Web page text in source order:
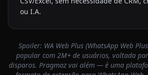
ou I.A.
Spoiler: WA Web Plus (WhatsApp Web
popular com 2M+ de usuários, voltada
disparos. Pragmaz vai além — é uma